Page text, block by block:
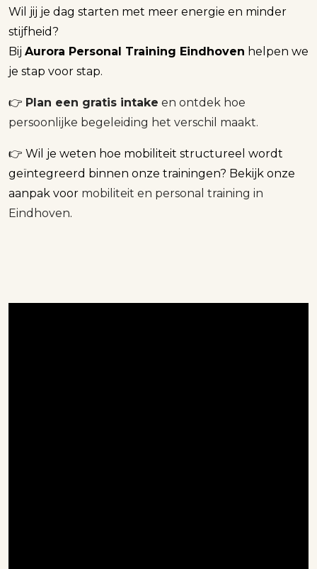
Wil jij je dag starten met meer energie en minder
stijfheid?
Bij Aurora Personal Training Eindhoven helpen we
je stap voor stap.
👉 Plan een gratis intake en ontdek hoe
persoonlijke begeleiding het verschil maakt.
👉 Wil je weten hoe mobiliteit structureel wordt
geïntegreerd binnen onze trainingen? Bekijk onze
aanpak voor mobiliteit en personal training in
Eindhoven.